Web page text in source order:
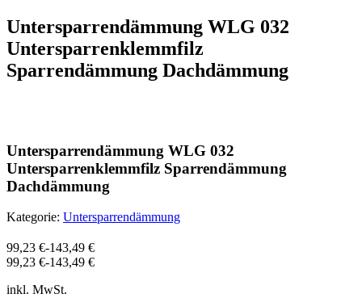
Untersparrendämmung WLG 032
Untersparrenklemmfilz
Sparrendämmung Dachdämmung
Untersparrendämmung WLG 032
Untersparrenklemmfilz Sparrendämmung
Dachdämmung
Kategorie: Untersparrendämmung
99,23 €-143,49 €
99,23 €-143,49 €
inkl. MwSt.